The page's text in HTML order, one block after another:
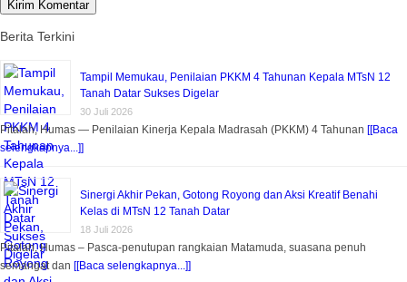
Berita Terkini
Tampil Memukau, Penilaian PKKM 4 Tahunan Kepala MTsN 12
Tanah Datar Sukses Digelar
30 Juli 2026
Pitalah, Humas — Penilaian Kinerja Kepala Madrasah (PKKM) 4 Tahunan [[Baca
selengkapnya...]]
Sinergi Akhir Pekan, Gotong Royong dan Aksi Kreatif Benahi
Kelas di MTsN 12 Tanah Datar
18 Juli 2026
Pitalah, Humas – Pasca-penutupan rangkaian Matamuda, suasana penuh
semangat dan [[Baca selengkapnya...]]